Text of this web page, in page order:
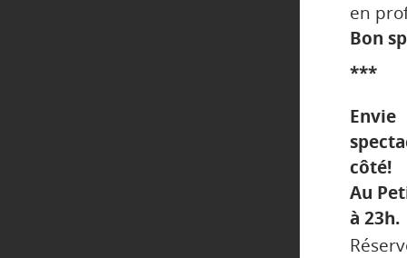
en
Bon
***
côté!
Au
à 23h.